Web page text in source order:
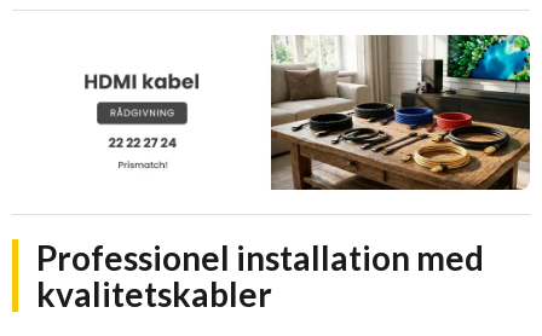
Professionel installation med
kvalitetskabler